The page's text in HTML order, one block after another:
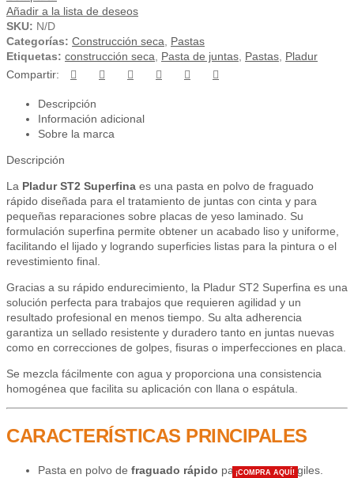
Añadir a la lista de deseos
SKU: N/D
Categorías: Construcción seca
Pastas
Etiquetas: construcción seca Pasta de juntas Pastas Pladur
Compartir:
Descripción
Información adicional
Sobre la marca
Descripción
La Pladur ST2 Superfina es una pasta en polvo de fraguado
rápido diseñada para el tratamiento de juntas con cinta y para
pequeñas reparaciones sobre placas de yeso laminado. Su
formulación superfina permite obtener un acabado liso y uniforme,
facilitando el lijado y logrando superficies listas para la pintura o el
revestimiento final.
Gracias a su rápido endurecimiento, la Pladur ST2 Superfina es una
solución perfecta para trabajos que requieren agilidad y un
resultado profesional en menos tiempo. Su alta adherencia
garantiza un sellado resistente y duradero tanto en juntas nuevas
como en correcciones de golpes, fisuras o imperfecciones en placa.
Se mezcla fácilmente con agua y proporciona una consistencia
homogénea que facilita su aplicación con llana o espátula.
CARACTERÍSTICAS PRINCIPALES
Pasta en polvo de fraguado rápido para trabajos ágiles.
¡COMPRA AQUÍ!